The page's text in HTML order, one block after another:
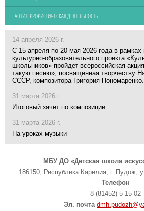
АНТИТЕРРОРИСТИЧЕСКАЯ ДЕЯТЕЛЬНОСТЬ
14 апреля 2026 г.
С 15 апреля по 20 мая 2026 года в рамках
культурно-образовательного проекта
школьников» пройдет всероссийская
такую песню», посвященная творчеству
СССР, композитора Григория Пономаренко.
31 марта 2026 г.
Итоговый зачет по композиции
31 марта 2026 г.
На уроках музыки
МБУ ДО «Детская школа
186150, Республика Карелия, г. Пудож,
Телефон
8 (81452) 5-15-02
Эл. почта